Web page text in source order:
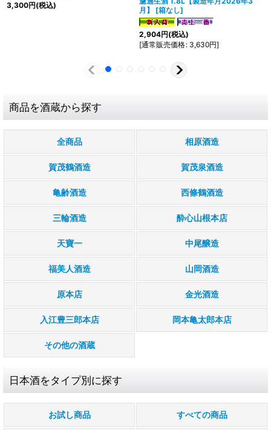
3,300円(税込)
月】
[箱なし]
2,904円(税込)
[通常販売価格: 3,630円]
商品を酒蔵から探す
全商品 相原酒造
賀茂鶴酒造 賀茂泉酒造
亀齢酒造 西條鶴酒造
三輪酒造 酔心山根本店
天寶一 中尾醸造
福美人酒造 山岡酒造
原本店 金光酒造
入江豊三郎本店 岡本亀太郎本店
その他の酒蔵
日本酒をタイプ別に探す
お試し商品 すべての商品